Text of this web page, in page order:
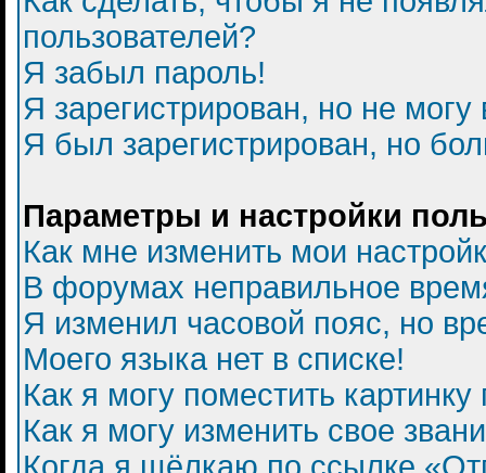
пользователей?
Я забыл пароль!
Я зарегистрирован, но не могу
Я был зарегистрирован, но
Параметры и настройки
Как мне изменить мои
В форумах неправильное
Я изменил часовой пояс, но
Моего языка нет в списке!
Как я могу поместить
Как я могу изменить свое
Когда я щёлкаю по ссылке